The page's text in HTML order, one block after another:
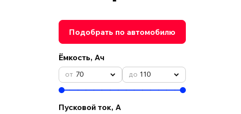
Подобрать по автомобилю
Ёмкость, Ач
70 110
Пусковой ток, А